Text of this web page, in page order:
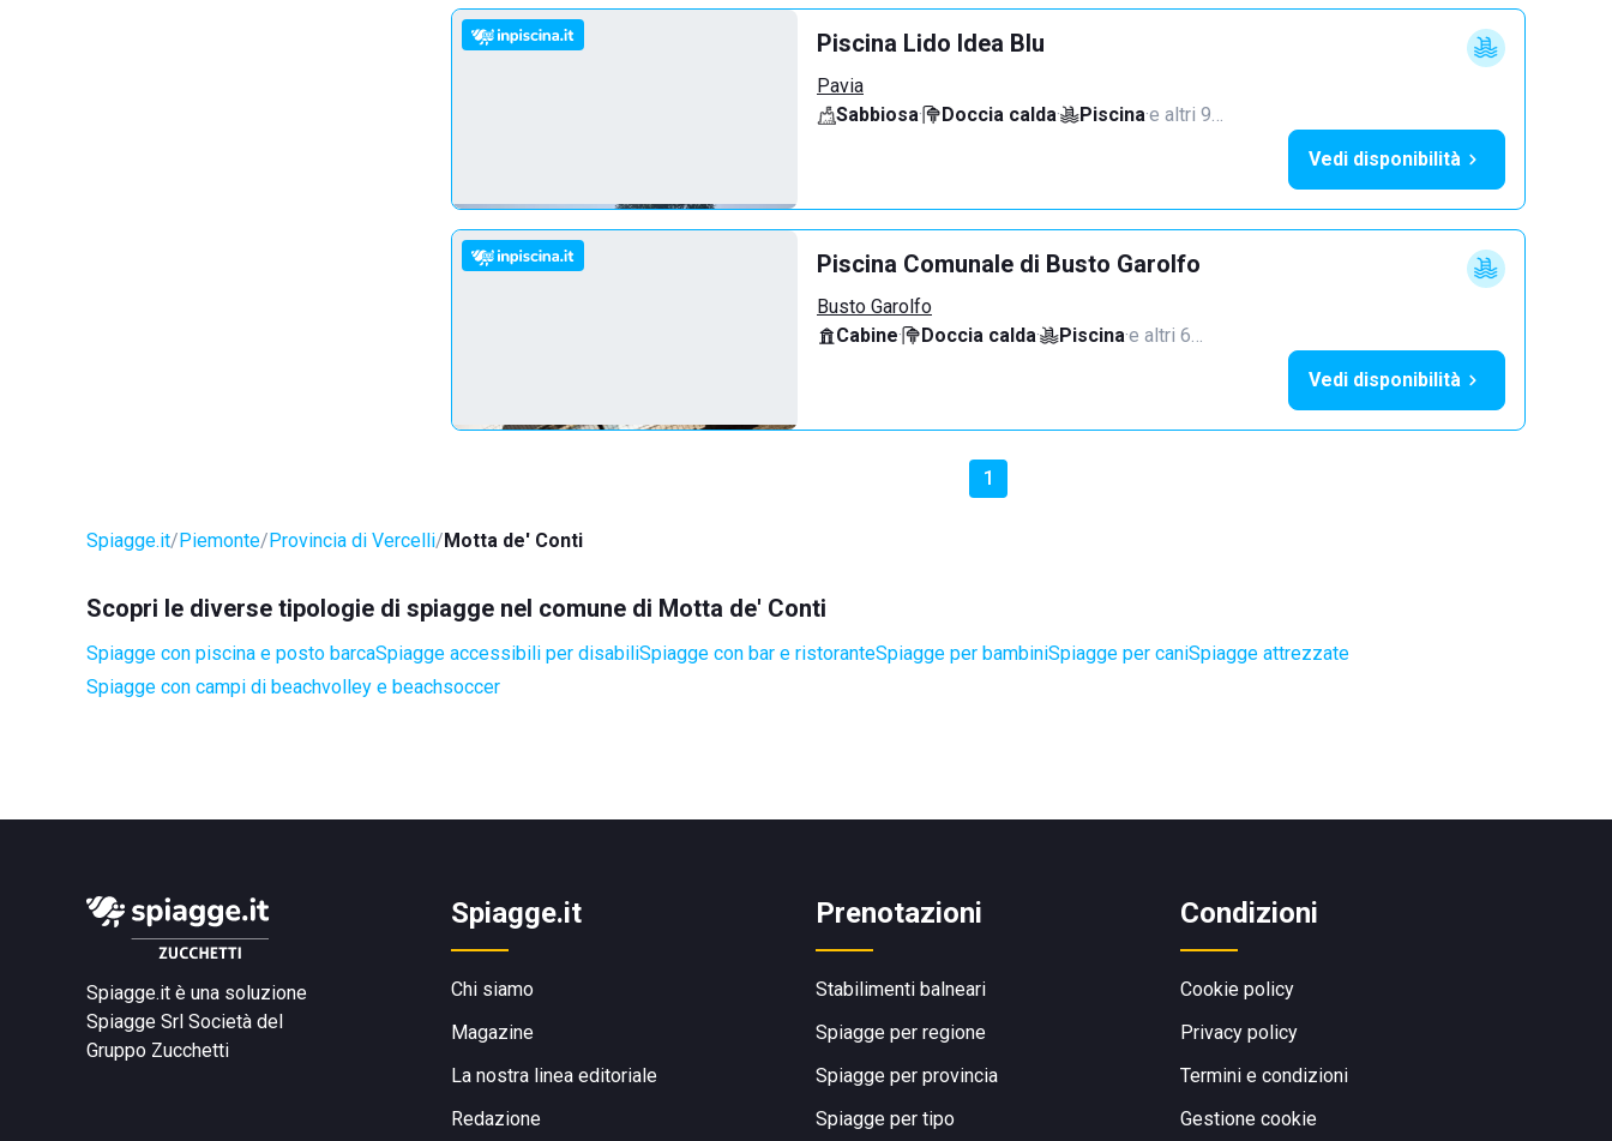
Piscina Lido Idea Blu
Pavia
Sabbiosa· Doccia calda· Piscina·e altri 9…
Vedi disponibilità
Piscina Comunale di Busto Garolfo
Busto Garolfo
Cabine· Doccia calda· Piscina·e altri 6…
Vedi disponibilità
1
Spiagge.it Piemonte Provincia di Vercelli Motta de' Conti
Scopri le diverse tipologie di spiagge nel comune di Motta de' Conti
Spiagge con piscina e posto barcaSpiagge accessibili per disabiliSpiagge con bar e ristoranteSpiagge per bambiniSpiagge per caniSpiagge attrezzate
Spiagge con campi di beachvolley e beachsoccer
Spiagge.it è una soluzione
Spiagge Srl Società del
Gruppo Zucchetti
Spiagge.it
Chi siamo
Magazine
La nostra linea editoriale
Redazione
Prenotazioni
Stabilimenti balneari
Spiagge per regione
Spiagge per provincia
Spiagge per tipo
Condizioni
Cookie policy
Privacy policy
Termini e condizioni
Gestione cookie